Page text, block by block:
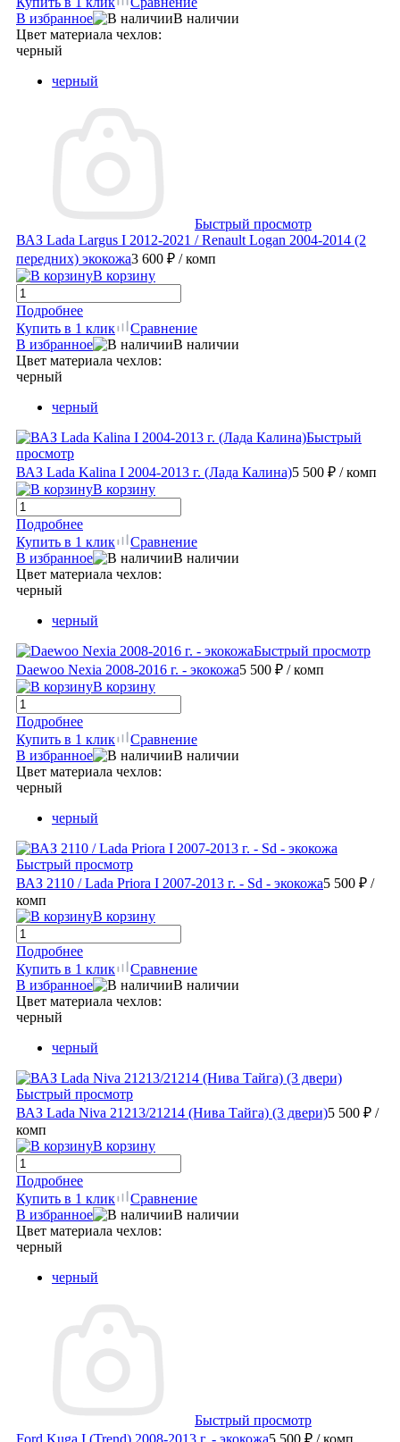
В избранное
В наличии
Цвет материала чехлов:
черный
черный
Быстрый просмотр
ВАЗ Lada Largus I 2012-2021 / Renault Logan 2004-2014 (2
передних) экокожа3 600 ₽ / комп
В корзину
Подробнее
Купить в 1 клик
Сравнение
В избранное
В наличии
Цвет материала чехлов:
черный
черный
Быстрый
просмотр
ВАЗ Lada Kalina I 2004-2013 г. (Лада Калина)5 500 ₽ / комп
В корзину
Подробнее
Купить в 1 клик
Сравнение
В избранное
В наличии
Цвет материала чехлов:
черный
черный
Быстрый просмотр
Daewoo Nexia 2008-2016 г. - экокожа5 500 ₽ / комп
В корзину
Подробнее
Купить в 1 клик
Сравнение
В избранное
В наличии
Цвет материала чехлов:
черный
черный
Быстрый просмотр
ВАЗ 2110 / Lada Priora I 2007-2013 г. - Sd - экокожа5 500 ₽ /
комп
В корзину
Подробнее
Купить в 1 клик
Сравнение
В избранное
В наличии
Цвет материала чехлов:
черный
черный
Быстрый просмотр
ВАЗ Lada Niva 21213/21214 (Нива Тайга) (3 двери)5 500 ₽ /
комп
В корзину
Подробнее
Купить в 1 клик
Сравнение
В избранное
В наличии
Цвет материала чехлов:
черный
черный
Быстрый просмотр
Ford Kuga I (Trend) 2008-2013 г. - экокожа5 500 ₽ / комп